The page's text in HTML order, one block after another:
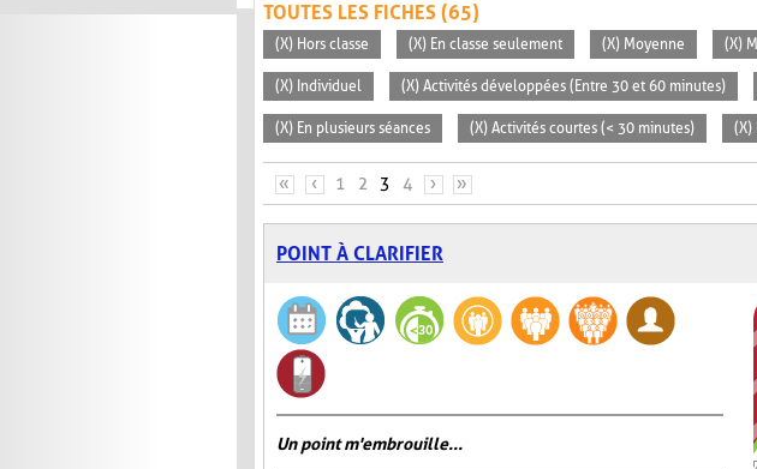
TOUTES LES FICHES (65)
(X) Hors classe (X) En classe seulement (X) Moyenne (X)
(X) Individuel (X) Activités développées (Entre 30 et 60 minutes)
(X) En plusieurs séances (X) Activités courtes (< 30 minutes) (X)
PAGES
« ‹ 1 2 3 4 › »
POINT À CLARIFIER
Un point m'embrouille...